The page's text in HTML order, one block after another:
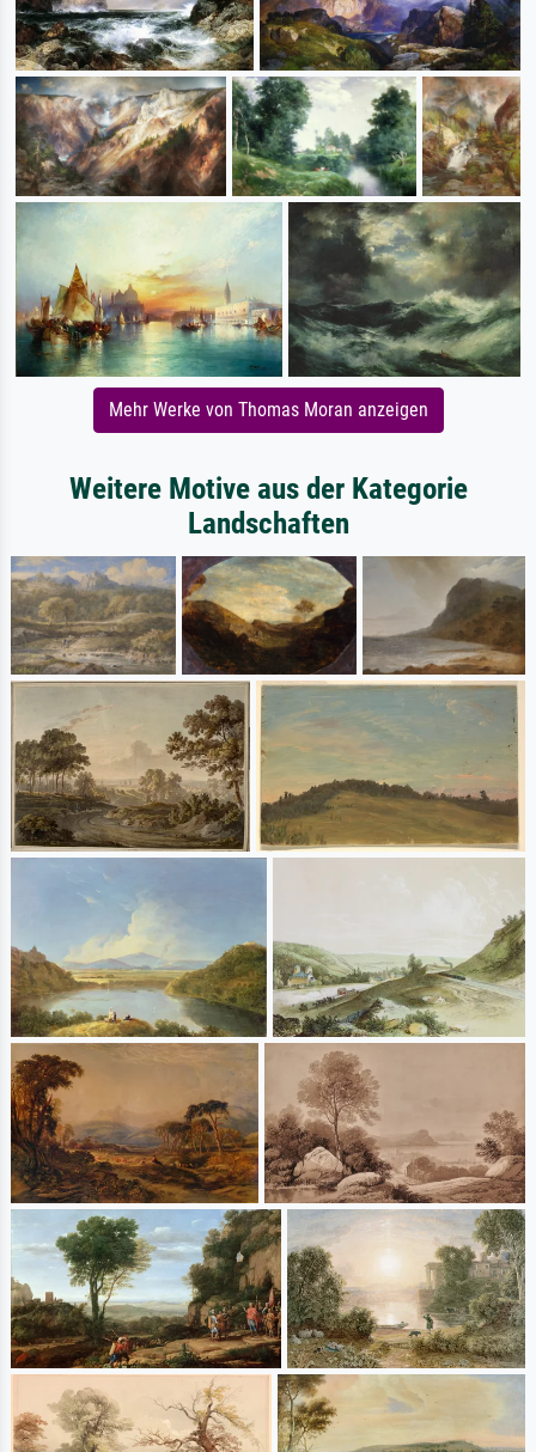
Mehr Werke von Thomas Moran anzeigen
Weitere Motive aus der Kategorie
Landschaften